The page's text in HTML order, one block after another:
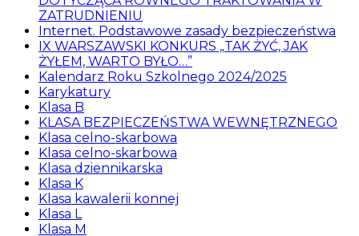
ZATRUDNIENIU
Internet. Podstawowe zasady bezpieczeństwa
IX WARSZAWSKI KONKURS „TAK ŻYĆ, JAK
ŻYŁEM, WARTO BYŁO…”
Kalendarz Roku Szkolnego 2024/2025
Karykatury
Klasa B
KLASA BEZPIECZEŃSTWA WEWNĘTRZNEGO
Klasa celno-skarbowa
Klasa celno-skarbowa
Klasa dziennikarska
Klasa K
Klasa kawalerii konnej
Klasa L
Klasa M